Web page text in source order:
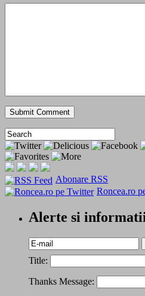
Abonare RSS
Roncea.ro
Alerte si
Title:
Thanks Message: